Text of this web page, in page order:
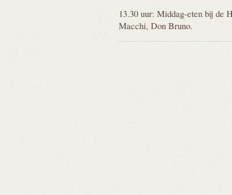
13.30 uur: Middag-eten bij
Macchi, Don Bruno.